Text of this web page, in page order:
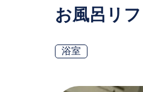
お風呂リ
浴室